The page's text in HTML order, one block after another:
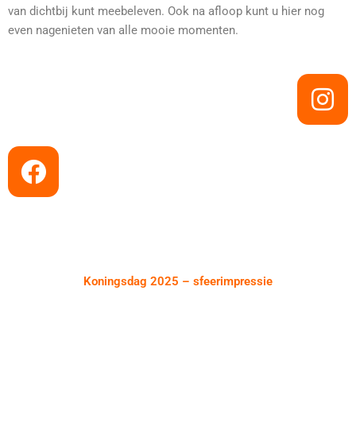
van dichtbij kunt meebeleven. Ook na afloop kunt u hier nog
even nagenieten van alle mooie momenten.
Koningsdag 2025 – sfeerimpressie